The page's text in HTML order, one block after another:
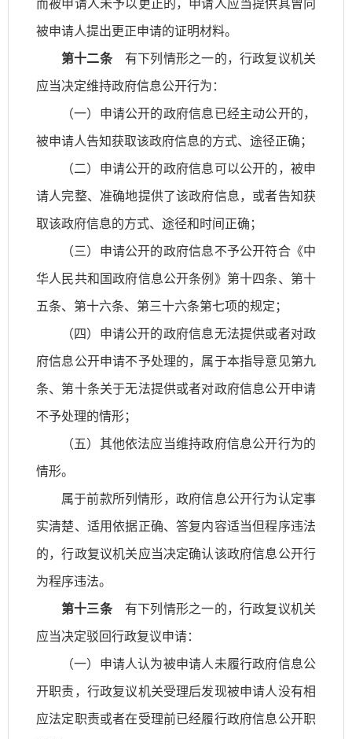
而被申请人未予以更正的，申请人应当提供其曾向
被申请人提出更正申请的证明材料。
第十二条有下列情形之一的，行政复议机关
应当决定维持政府信息公开行为：
（一）申请公开的政府信息已经主动公开的，
被申请人告知获取该政府信息的方式、途径正确；
（二）申请公开的政府信息可以公开的，被申
请人完整、准确地提供了该政府信息，或者告知获
取该政府信息的方式、途径和时间正确；
（三）申请公开的政府信息不予公开符合《中
华人民共和国政府信息公开条例》第十四条、第十
五条、第十六条、第三十六条第七项的规定；
（四）申请公开的政府信息无法提供或者对政
府信息公开申请不予处理的，属于本指导意见第九
条、第十条关于无法提供或者对政府信息公开申请
不予处理的情形；
（五）其他依法应当维持政府信息公开行为的
情形。
属于前款所列情形，政府信息公开行为认定事
实清楚、适用依据正确、答复内容适当但程序违法
的，行政复议机关应当决定确认该政府信息公开行
为程序违法。
第十三条有下列情形之一的，行政复议机关
应当决定驳回行政复议申请：
（一）申请人认为被申请人未履行政府信息公
开职责，行政复议机关受理后发现被申请人没有相
应法定职责或者在受理前已经履行政府信息公开职